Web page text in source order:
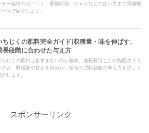
ター栽培のポイント、収穫時期、ジャムなどの使い方まで実体験
ースで紹介します。
ちじくの肥料完全ガイド|収穫量・味を伸ばす、
長段階に合わせた与え方
ちじくの肥料は多すぎないのが基本。成長段階ごとの施肥タイミ
グと、収穫量や甘さを高めたい場合の肥料調整の考え方を詳しく
説します。
スポンサーリンク